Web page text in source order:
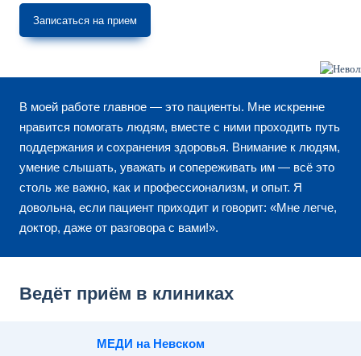
Записаться на прием
В моей работе главное — это пациенты. Мне искренне
нравится помогать людям, вместе с ними проходить путь
поддержания и сохранения здоровья. Внимание к людям,
умение слышать, уважать и сопереживать им — всё это
столь же важно, как и профессионализм, и опыт. Я
довольна, если пациент приходит и говорит: «Мне легче,
доктор, даже от разговора с вами!».
Ведёт приём в клиниках
МЕДИ на Невском